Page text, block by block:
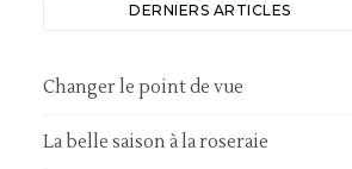
DERNIERS ARTICLES
Changer le point de vue
La belle saison à la roseraie